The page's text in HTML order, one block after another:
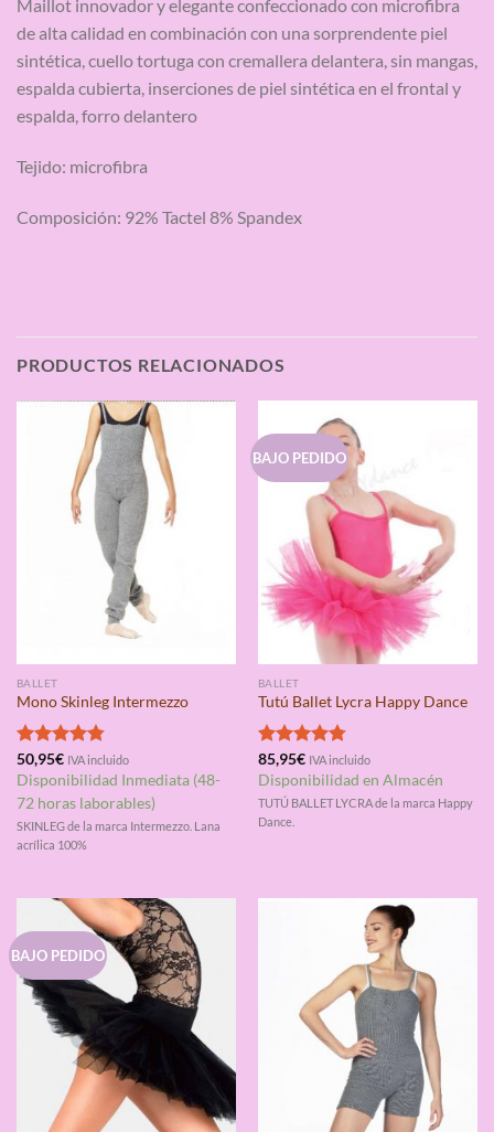
Maillot innovador y elegante confeccionado con microfibra
de alta calidad en combinación con una sorprendente piel
sintética, cuello tortuga con cremallera delantera, sin mangas,
espalda cubierta, inserciones de piel sintética en el frontal y
espalda, forro delantero
Tejido: microfibra
Composición: 92% Tactel 8% Spandex
PRODUCTOS RELACIONADOS
BALLET
Mono Skinleg Intermezzo
Valorado
con4.75
de 5
50,95€ IVA incluido
Disponibilidad Inmediata (48-
72 horas laborables)
SKINLEG de la marca Intermezzo. Lana
acrílica 100%
BAJO PEDIDO
BALLET
Tutú Ballet Lycra Happy Dance
Valorado
con4.75
de 5
85,95€ IVA incluido
Disponibilidad en Almacén
TUTÚ BALLET LYCRA de la marca Happy
Dance.
BAJO PEDIDO